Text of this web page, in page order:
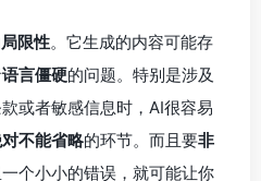
局限性。它生成的内容可能存
语言僵硬的问题。特别是涉及
或者敏感信息时，AI很容易
不能省略的环节。而且要非
个小小的错误，就可能让你